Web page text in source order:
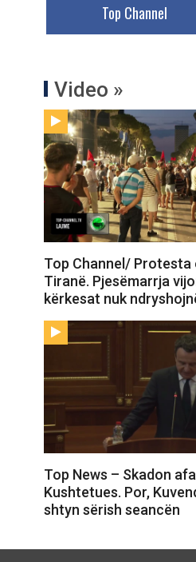
Top Channel
Video »
Top Channel/ Protesta
Tiranë. Pjesëmarrja
kërkesat nuk
Top News – Skadon
Kushtetues. Por,
shtyn sërish seancën